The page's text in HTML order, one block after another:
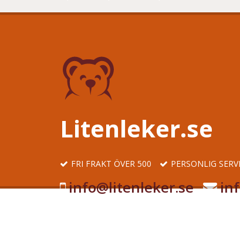
Litenleker.se
FRI FRAKT ÖVER 500 PERSONLIG
info@litenleker.se